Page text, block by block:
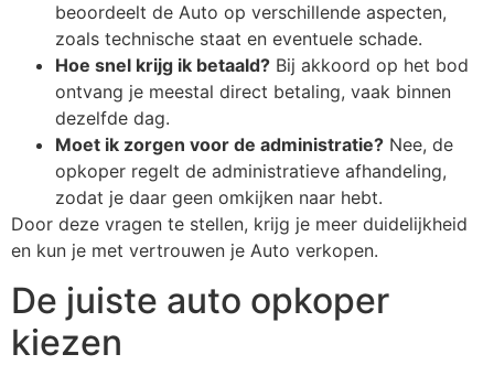
beoordeelt de Auto op verschillende aspecten,
zoals technische staat en eventuele schade.
Hoe snel krijg ik betaald? Bij akkoord op het bod
ontvang je meestal direct betaling, vaak binnen
dezelfde dag.
Moet ik zorgen voor de administratie? Nee, de
opkoper regelt de administratieve afhandeling,
zodat je daar geen omkijken naar hebt.
Door deze vragen te stellen, krijg je meer duidelijkheid
en kun je met vertrouwen je Auto verkopen.
De juiste auto opkoper
kiezen